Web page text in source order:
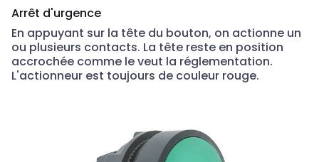
Arrêt d'urgence
En appuyant sur la tête du bouton, on actionne un
ou plusieurs contacts. La tête reste en position
accrochée comme le veut la réglementation.
L'actionneur est toujours de couleur rouge.